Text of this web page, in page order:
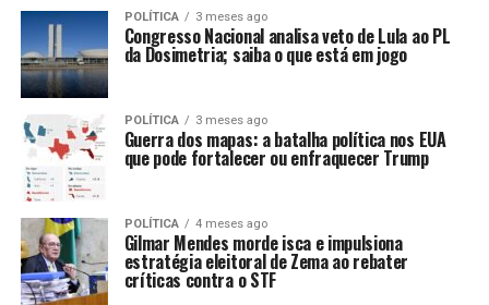
POLÍTICA 3 meses ago
Congresso Nacional analisa veto de Lula ao PL
da Dosimetria; saiba o que está em jogo
POLÍTICA 3 meses ago
Guerra dos mapas: a batalha política nos EUA
que pode fortalecer ou enfraquecer Trump
POLÍTICA 4 meses ago
Gilmar Mendes morde isca e impulsiona
estratégia eleitoral de Zema ao rebater
críticas contra o STF